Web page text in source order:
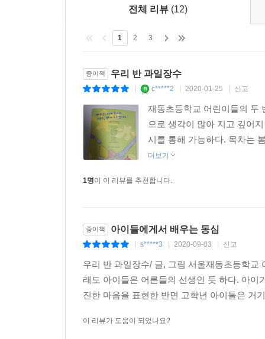
전체 리뷰 (12)
1 2 3
종이책 우리 반 과일장수
c*****2 2020-01-25 신고
재동초등학교 어린이들의 두
으로 생각이 많아 지고 깊어
시를 통해 가능하다. 목차는
더보기
1명이 이 리뷰를 추천합니다.
종이책 아이들에게서 배우는 동심
s*****3 2020-09-03 신고
우리 반 과일장수/ 글, 그림 서울재동초등학
래도 아이들은 어른들의 선생인 듯 하다. 아
진한 마음을 표현한 반면 고학년 아이들은 거
이 리뷰가 도움이 되었나요?